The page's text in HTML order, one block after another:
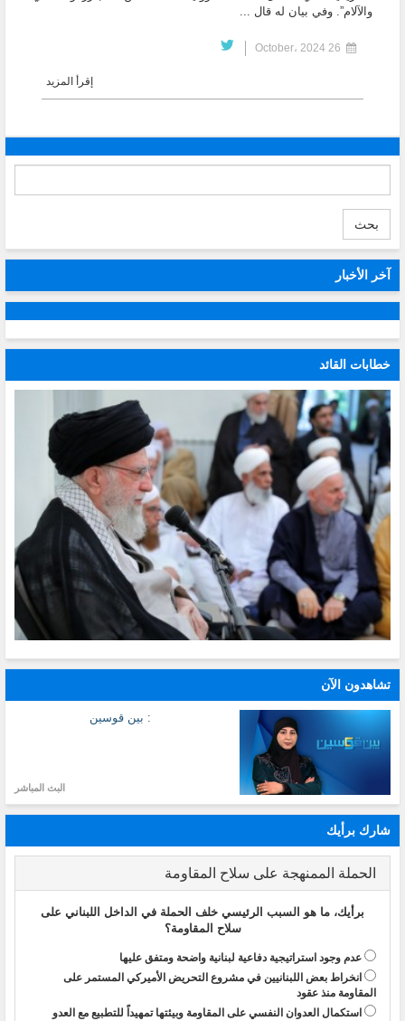
والآلام”.‏ وفي بيان له قال ...
إقرأ المزيد
بحث
آخر الأخبار
خطابات القائد
تشاهدون الآن
: بين قوسين
البث المباشر
شارك برأيك
الحملة الممنهجة على سلاح المقاومة
برأيك، ما هو السبب الرئيسي خلف الحملة في الداخل اللبناني على
سلاح المقاومة؟
عدم وجود استراتيجية دفاعية لبنانية واضحة ومتفق عليها
انخراط بعض اللبنانيين في مشروع التحريض الأميركي المستمر على
المقاومة منذ عقود
استكمال العدوان النفسي على المقاومة وبيئتها تمهيداً للتطبيع مع العدو